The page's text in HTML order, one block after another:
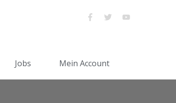
Jobs Mein Account